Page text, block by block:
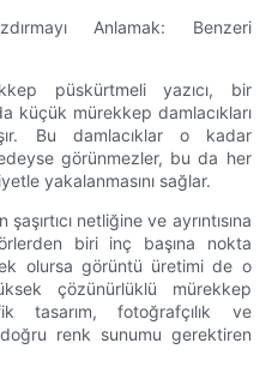
Anlamak: Benzeri
püskürtmeli yazıcı, bir
küçük mürekkep damlacıkları
Bu damlacıklar o kadar
görünmezler, bu da her
yakalanmasını sağlar.
netliğine ve ayrıntısına
biri inç başına nokta
olursa görüntü üretimi de o
çözünürlüklü mürekkep
tasarım, fotoğrafçılık ve
renk sunumu gerektiren